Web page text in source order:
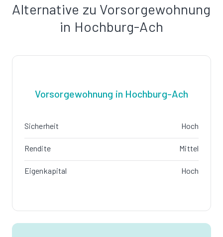
Alternative zu Vorsorgewohnung
in Hochburg-Ach
Vorsorgewohnung in Hochburg-Ach
Sicherheit Hoch
Rendite Mittel
Eigenkapital Hoch